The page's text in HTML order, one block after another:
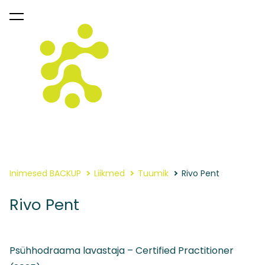
lisati ostukorvi.
Inimesed BACKUP Liikmed Tuumik Rivo Pent
Rivo Pent
Psühhodraama lavastaja – Certified Practitioner